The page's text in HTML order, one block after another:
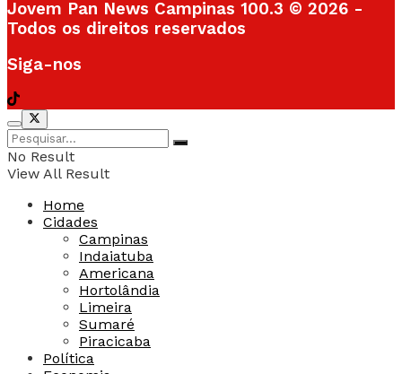
Jovem Pan News Campinas 100.3 © 2026 -
Todos os direitos reservados
Siga-nos
No Result
View All Result
Home
Cidades
Campinas
Indaiatuba
Americana
Hortolândia
Limeira
Sumaré
Piracicaba
Política